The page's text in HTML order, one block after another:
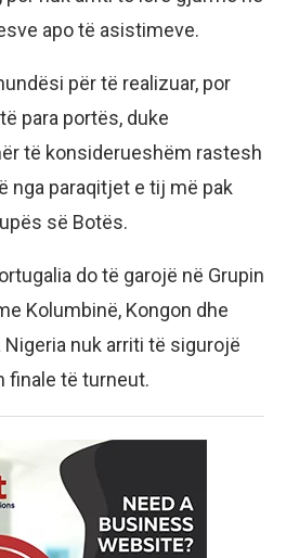
apo të asistimeve.
për të realizuar, por
para portës, duke
të konsiderueshëm rastesh
nga paraqitjet e tij më pak
së Botës.
do të garojë në Grupin
Kolumbinë, Kongon dhe
nuk arriti të sigurojë
finale të turneut.